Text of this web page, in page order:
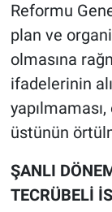
Reformu
plan ve
olmasına
ifadelerinin
üstünün
ŞANLI
TECRÜBELİ